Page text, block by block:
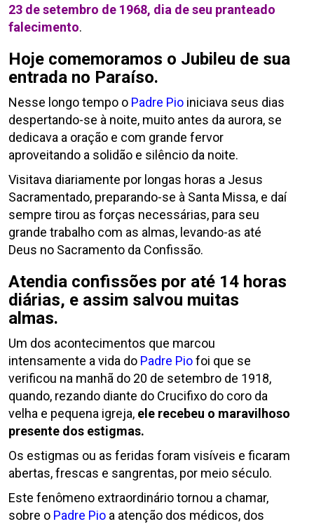
23 de setembro de 1968, dia de seu pranteado
falecimento.
Hoje comemoramos o Jubileu de sua
entrada no Paraíso.
Nesse longo tempo o Padre Pio iniciava seus dias
despertando-se à noite, muito antes da aurora, se
dedicava a oração e com grande fervor
aproveitando a solidão e silêncio da noite.
Visitava diariamente por longas horas a Jesus
Sacramentado, preparando-se à Santa Missa, e daí
sempre tirou as forças necessárias, para seu
grande trabalho com as almas, levando-as até
Deus no Sacramento da Confissão.
Atendia confissões por até 14 horas
diárias, e assim salvou muitas
almas.
Um dos acontecimentos que marcou
intensamente a vida do Padre Piofoi que se
verificou na manhã do 20 de setembro de 1918,
quando, rezando diante do Crucifixo do coro da
velha e pequena igreja, ele recebeu o maravilhoso
presente dos estigmas.
Os estigmas ou as feridas foram visíveis e ficaram
abertas, frescas e sangrentas, por meio século.
Este fenômeno extraordinário tornou a chamar,
sobre o Padre Pio a atenção dos médicos, dos